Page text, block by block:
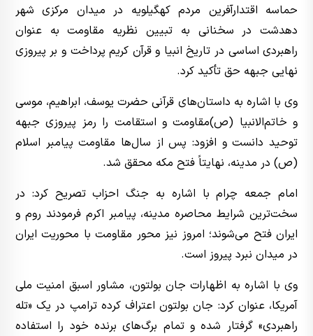
حماسه اقتدارآفرین مردم کهگیلویه در میدان مرکزی شهر
دهدشت در سخنانی به تبیین نظریه مقاومت به عنوان
راهبردی اساسی در تاریخ انبیا و قرآن کریم پرداخت و بر پیروزی
نهایی جبهه حق تأکید کرد.
وی با اشاره به داستان‌های قرآنی حضرت یوسف، ابراهیم، موسی
و خاتم‌الانبیا (ص)مقاومت و استقامت را رمز پیروزی جبهه
توحید دانست و افزود: پس از سال‌ها مقاومت پیامبر اسلام
(ص) در مدینه، نهایتاً فتح مکه محقق شد.
امام‌ جمعه چرام با اشاره به جنگ احزاب تصریح کرد: در
سخت‌ترین شرایط محاصره مدینه، پیامبر اکرم فرمودند روم و
ایران فتح می‌شوند؛ امروز نیز محور مقاومت با محوریت ایران
در میدان نبرد پیروز است.
وی با اشاره به اظهارات جان بولتون، مشاور اسبق امنیت ملی
آمریکا، عنوان کرد: جان بولتون اعتراف کرده ترامپ در یک «تله
راهبردی» گرفتار شده و تمام برگ‌های برنده خود را استفاده